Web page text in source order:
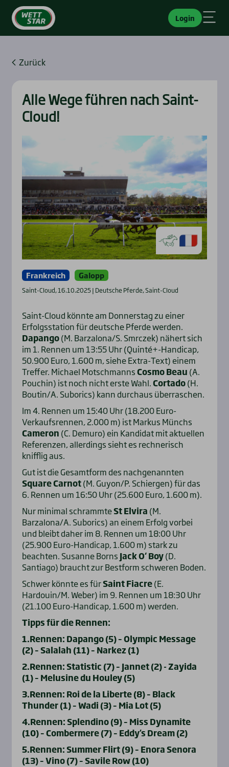
Login
Zurück
Alle Wege füh­ren nach Saint-
Cloud!
Frankreich Galopp
Saint-Cloud, 16.10.2025 | Deutsche Pferde, Saint-Cloud
Saint-Cloud könnte am Donnerstag zu einer
Erfolgsstation für deutsche Pferde werden.
Dapango(M. Barzalona/S. Smrczek) nähert sich
im 1. Rennen um 13:55 Uhr (Quinté+-Handicap,
50.900 Euro, 1.600 m, siehe Extra-Text) einem
Treffer. Michael MotschmannsCosmo Beau (A.
Pouchin) ist noch nicht erste Wahl.Cortado(H.
Boutin/A. Suborics) kann durchaus überraschen.
Im 4. Rennen um 15:40 Uhr (18.200 Euro-
Verkaufsrennen, 2.000 m) ist Markus Münchs
Cameron (C. Demuro) ein Kandidat mit aktuellen
Referenzen, allerdings sieht es rechnerisch
knifflig aus.
Gut ist die Gesamtform des nachgenannten
Square Carnot(M. Guyon/P. Schiergen) für das
6. Rennen um 16:50 Uhr (25.600 Euro, 1.600 m).
Nur minimal schrammteSt Elvira (M.
Barzalona/A. Suborics) an einem Erfolg vorbei
und bleibt daher im 8. Rennen um 18:00 Uhr
(25.900 Euro-Handicap, 1.600 m) stark zu
beachten. Susanne Borns Jack O‘ Boy(D.
Santiago) braucht zur Bestform schweren Boden.
Schwer könnte es fürSaint Fiacre(E.
Hardouin/M. Weber) im 9. Rennen um 18:30 Uhr
(21.100 Euro-Handicap, 1.600 m) werden.
Tipps für die Rennen:
1.Rennen: Dapango (5) – Olympic Message
(2) – Salalah (11) – Narkez (1)
2.Rennen: Statistic (7) – Jannet (2) - Zayida
(1) – Melusine du Houley (5)
3.Rennen: Roi de la Liberte (8) – Black
Thunder (1) – Wadi (3) – Mia Lot (5)
4.Rennen: Splendino (9) – Miss Dynamite
(10) – Combermere (7) – Eddy’s Dream (2)
5.Rennen: Summer Flirt (9) – Enora Senora
(13) – Vino (7) – Savile Row (10)